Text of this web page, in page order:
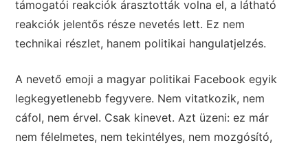
támogatói reakciók árasztották volna el, a látható
reakciók jelentős része nevetés lett. Ez nem
technikai részlet, hanem politikai hangulatjelzés.
A nevető emoji a magyar politikai Facebook egyik
legkegyetlenebb fegyvere. Nem vitatkozik, nem
cáfol, nem érvel. Csak kinevet. Azt üzeni: ez már
nem félelmetes, nem tekintélyes, nem mozgósító,